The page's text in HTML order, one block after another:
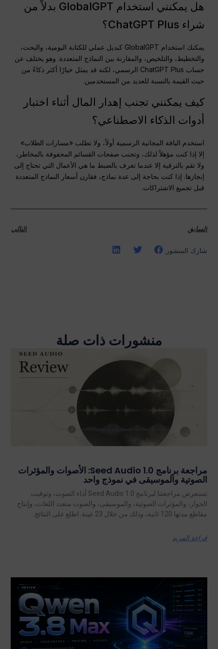
هل يمكنني استخدام GlobalGPT بدلاً من
شراء ChatGPT Plus؟
يمكنك استخدام GlobalGPT كبديل عملي للكتابة اليومية، والبحث،
والتخطيط، والتلخيص، والمقارنة بين النماذج المتعددة. وهو يختلف عن
حساب ChatGPT Plus الرسمي، لكنه قد يمثل خيارًا أكثر ذكاءً من
حيث القيمة بالنسبة للعديد من المستخدمين.
كيف يمكنني تجنب إهدار المال أثناء اختبار
أدوات الذكاء الاصطناعي؟
استخدم الباقة المجانية الرسمية أولاً، ولا تطلب «مسارات الطلاب»
إلا إذا كنت مؤهلاً لذلك، وتجنب صفحات القسائم المحفوفة بالمخاطر،
ولا تقم بالترقية إلا عندما تعرف بالضبط ما هي الأعمال التي تحتاج إلى
إنجازها. إذا كنت بحاجة إلى عدة نماذج، فقارن أسعار النماذج المتعددة
قبل تجميع الاشتراكات.
السابق التالي
شارك المنشور:
منشورات ذات صلة
مراجعة برنامج Seed Audio 1.0: الأصوات والمؤثرات
الصوتية والموسيقى في نموذج واحد
تستعرض مراجعتنا لبرنامج Seed Audio 1.0 أداء الصوت، وتوقيت
الحوار، والمؤثرات الصوتية، والموسيقى، والصوت متعدد اللغات، وإنتاج
مقاطع مدتها 120 ثانية، وذلك من خلال 23 عينة. اطلع على النتائج.
قراءة المزيد